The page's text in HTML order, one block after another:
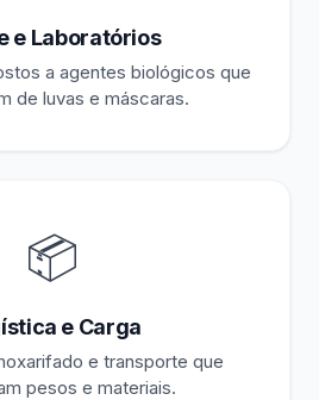
e Laboratórios
a agentes biológicos que
de luvas e máscaras.
📦
e Carga
e transporte que
pesos e materiais.